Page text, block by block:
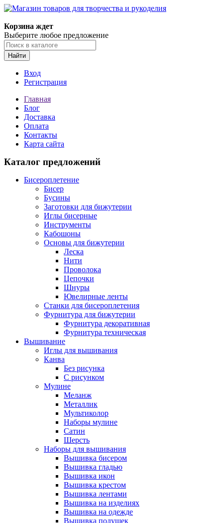
Корзина ждет
Выберите любое предложение
Найти
Вход
Регистрация
Главная
Блог
Доставка
Оплата
Контакты
Карта сайта
Каталог предложений
Бисероплетение
Бисер
Бусины
Заготовки для бижутерии
Иглы бисерные
Инструменты
Кабошоны
Основы для бижутерии
Леска
Нити
Проволока
Цепочки
Шнуры
Ювелирные ленты
Станки для бисероплетения
Фурнитура для бижутерии
Фурнитура декоративная
Фурнитура техническая
Вышивание
Иглы для вышивания
Канва
Без рисунка
С рисунком
Мулине
Меланж
Металлик
Мультиколор
Наборы мулине
Сатин
Шерсть
Наборы для вышивания
Вышивка бисером
Вышивка гладью
Вышивка икон
Вышивка крестом
Вышивка лентами
Вышивка на изделиях
Вышивка на одежде
Вышивка подушек